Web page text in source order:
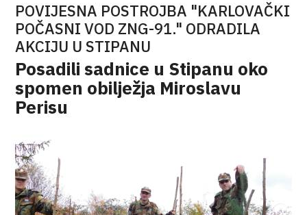
POVIJESNA POSTROJBA "KARLOVAČKI
POČASNI VOD ZNG-91." ODRADILA
AKCIJU U STIPANU
Posadili sadnice u Stipanu oko
spomen obilježja Miroslavu
Perisu